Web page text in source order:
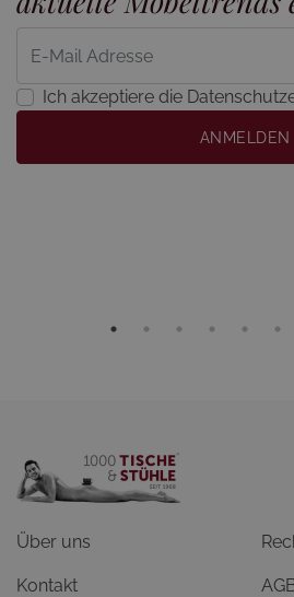
Ich akzeptiere die
ANMELDEN
Über uns
Kontakt